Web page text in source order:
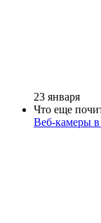
23 января
Что еще
Веб-камеры